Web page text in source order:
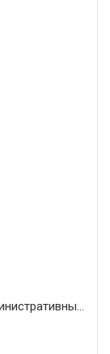
Директор по персоналу и административным вопросам